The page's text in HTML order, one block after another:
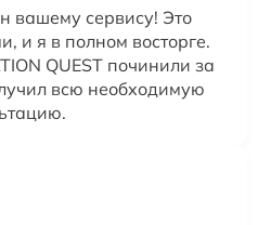
вашему сервису! Это
и я в полном восторге.
QUEST починили за
всю необходимую